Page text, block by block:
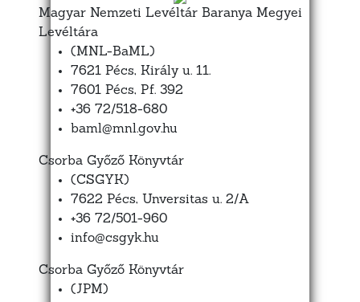
Magyar Nemzeti Levéltár Baranya Megyei
Levéltára
(MNL-BaML)
7621 Pécs, Király u. 11.
7601 Pécs, Pf. 392
+36 72/518-680
baml@mnl.gov.hu
Csorba Győző Könyvtár
(CSGYK)
7622 Pécs, Unversitas u. 2/A
+36 72/501-960
info@csgyk.hu
Csorba Győző Könyvtár
(JPM)